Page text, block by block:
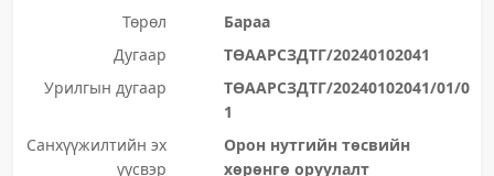
Төрөл
Бараа
Дугаар
ТӨААРСЗДТГ/20240102041
Урилгын дугаар
ТӨААРСЗДТГ/20240102041/01/0
1
Санхүүжилтийн эх
үүсвэр
Орон нутгийн төсвийн
хөрөнгө оруулалт